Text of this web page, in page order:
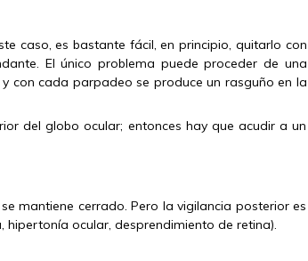
caso, es bastante fácil, en principio, quitarlo con
El único problema puede proceder de una
con cada parpadeo se produce un rasguño en la
del globo ocular; entonces hay que acudir a un
mantiene cerrado. Pero la vigilancia posterior es
ocular, desprendimiento de retina).